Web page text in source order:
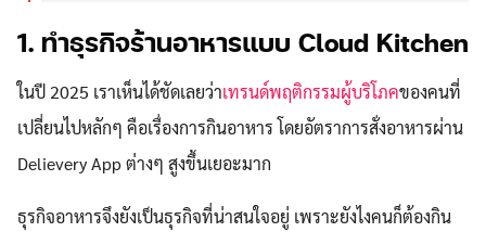
1. ทำธุรกิจร้านอาหารแบบ Cloud Kitchen
ในปี 2025 เราเห็นได้ชัดเลยว่าเทรนด์พฤติกรรมผู้บริโภคของคนที่
เปลี่ยนไปหลักๆ คือเรื่องการกินอาหาร โดยอัตราการสั่งอาหารผ่าน
Delievery App ต่างๆ สูงขึ้นเยอะมาก
ธุรกิจอาหารจึงยังเป็นธุรกิจที่น่าสนใจอยู่ เพราะยังไงคนก็ต้องกิน